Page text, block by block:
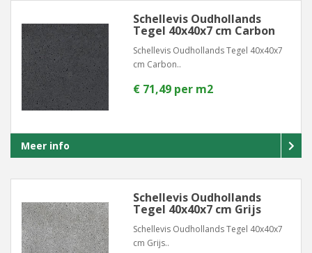
Schellevis Oudhollands
Tegel 40x40x7 cm Carbon
Schellevis Oudhollands Tegel 40x40x7
cm Carbon..
€ 71,49 per m2
Meer info
Schellevis Oudhollands
Tegel 40x40x7 cm Grijs
Schellevis Oudhollands Tegel 40x40x7
cm Grijs..